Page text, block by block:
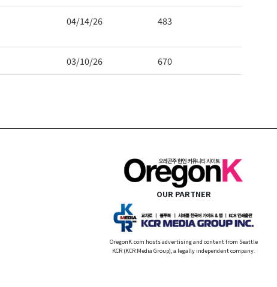
04/14/26 483
03/10/26 670
OUR PARTNER
OregonK.com hosts advertising and content from Seattle
KCR (KCR Media Group), a legally independent company.